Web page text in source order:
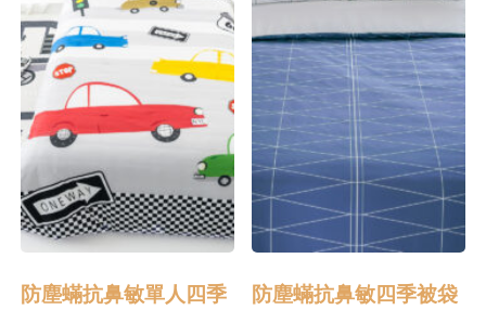
防塵蟎抗鼻敏單人四季
防塵蟎抗鼻敏四季被袋